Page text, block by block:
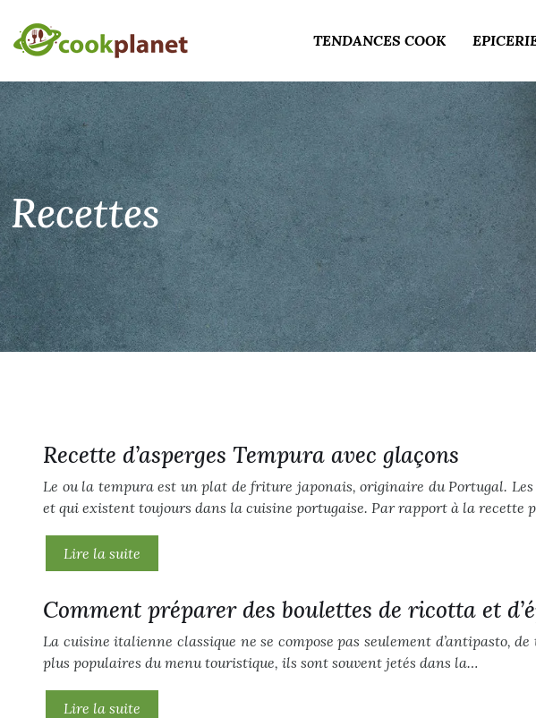
TENDANCES COOK
Recettes
Recette d’asperges Tempura avec glaçons
Le ou la tempura est un plat de friture japonais, originaire du Portugal.
et qui existent toujours dans la cuisine portugaise. Par rapport à la recette
Lire la suite
Comment préparer des boulettes de ricotta et
La cuisine italienne classique ne se compose pas seulement d’antipasto,
plus populaires du menu touristique, ils sont souvent jetés dans la…
Lire la suite